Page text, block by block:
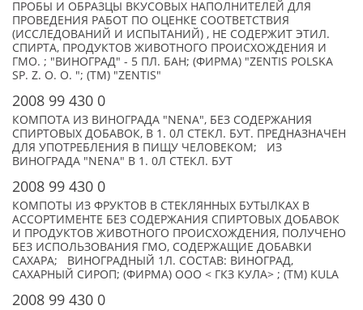
ПРОБЫ И ОБРАЗЦЫ ВКУСОВЫХ НАПОЛНИТЕЛЕЙ ДЛЯ
ПРОВЕДЕНИЯ РАБОТ ПО ОЦЕНКЕ СООТВЕТСТВИЯ
(ИССЛЕДОВАНИЙ И ИСПЫТАНИЙ) , НЕ СОДЕРЖИТ ЭТИЛ.
СПИРТА, ПРОДУКТОВ ЖИВОТНОГО ПРОИСХОЖДЕНИЯ И
ГМО. ; "ВИНОГРАД" - 5 ПЛ. БАН; (ФИРМА) "ZENTIS POLSKA
SP. Z. O. O. "; (TM) "ZENTIS"
2008 99 430 0
КОМПОТА ИЗ ВИНОГРАДА "NENA", БЕЗ СОДЕРЖАНИЯ
СПИРТОВЫХ ДОБАВОК, В 1. 0Л СТЕКЛ. БУТ. ПРЕДНАЗНАЧЕН
ДЛЯ УПОТРЕБЛЕНИЯ В ПИЩУ ЧЕЛОВЕКОМ; ИЗ
ВИНОГРАДА "NENA" В 1. 0Л СТЕКЛ. БУТ
2008 99 430 0
КОМПОТЫ ИЗ ФРУКТОВ В СТЕКЛЯННЫХ БУТЫЛКАХ В
АССОРТИМЕНТЕ БЕЗ СОДЕРЖАНИЯ СПИРТОВЫХ ДОБАВОК
И ПРОДУКТОВ ЖИВОТНОГО ПРОИСХОЖДЕНИЯ, ПОЛУЧЕНО
БЕЗ ИСПОЛЬЗОВАНИЯ ГМО, СОДЕРЖАЩИЕ ДОБАВКИ
САХАРА; ВИНОГРАДНЫЙ 1Л. СОСТАВ: ВИНОГРАД,
САХАРНЫЙ СИРОП; (ФИРМА) ООО < ГКЗ КУЛА> ; (TM) KULA
2008 99 430 0